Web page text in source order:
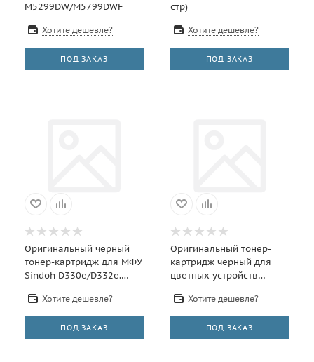
M5299DW/M5799DWF
Хотите дешевле?
ПОД ЗАКАЗ
стр)
Хотите дешевле?
ПОД ЗАКАЗ
Оригинальный чёрный
тонер-картридж для МФУ
Sindoh D330e/D332e.
отпечатков
Хотите дешевле?
ПОД ЗАКАЗ
Оригинальный тонер-
картридж черный для
цветных устройств
000 страниц)
Хотите дешевле?
ПОД ЗАКАЗ